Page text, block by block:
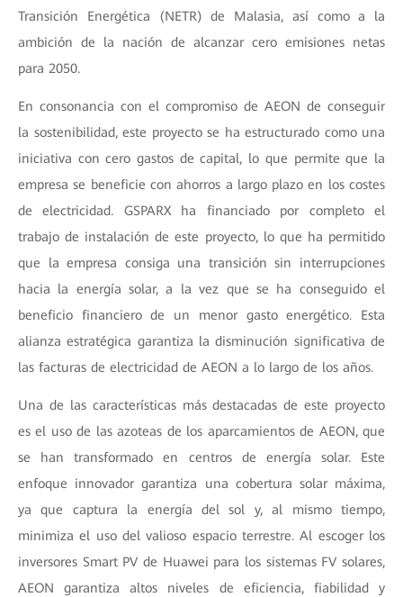
Transición Energética (NETR) de Malasia, así como a la
ambición de la nación de alcanzar cero emisiones netas
para 2050.
En consonancia con el compromiso de AEON de conseguir
la sostenibilidad, este proyecto se ha estructurado como una
iniciativa con cero gastos de capital, lo que permite que la
empresa se beneficie con ahorros a largo plazo en los costes
de electricidad. GSPARX ha financiado por completo el
trabajo de instalación de este proyecto, lo que ha permitido
que la empresa consiga una transición sin interrupciones
hacia la energía solar, a la vez que se ha conseguido el
beneficio financiero de un menor gasto energético. Esta
alianza estratégica garantiza la disminución significativa de
las facturas de electricidad de AEON a lo largo de los años.
Una de las características más destacadas de este proyecto
es el uso de las azoteas de los aparcamientos de AEON, que
se han transformado en centros de energía solar. Este
enfoque innovador garantiza una cobertura solar máxima,
ya que captura la energía del sol y, al mismo tiempo,
minimiza el uso del valioso espacio terrestre. Al escoger los
inversores Smart PV de Huawei para los sistemas FV solares,
AEON garantiza altos niveles de eficiencia, fiabilidad y